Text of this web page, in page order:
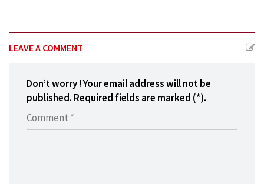
LEAVE A COMMENT
Don’t worry ! Your email address will not be
published. Required fields are marked (*).
Comment *